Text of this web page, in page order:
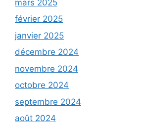
mars 2025
février 2025
janvier 2025
décembre 2024
novembre 2024
octobre 2024
septembre 2024
août 2024